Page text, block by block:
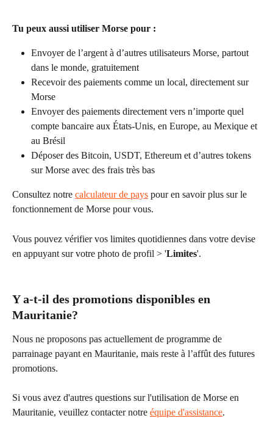
Tu peux aussi utiliser Morse pour :
Envoyer de l’argent à d’autres utilisateurs Morse, partout
dans le monde, gratuitement
Recevoir des paiements comme un local, directement sur
Morse
Envoyer des paiements directement vers n’importe quel
compte bancaire aux États-Unis, en Europe, au Mexique et
au Brésil
Déposer des Bitcoin, USDT, Ethereum et d’autres tokens
sur Morse avec des frais très bas
Consultez notre calculateur de pays pour en savoir plus sur le
fonctionnement de Morse pour vous.
Vous pouvez vérifier vos limites quotidiennes dans votre devise
en appuyant sur votre photo de profil > 'Limites'.
Y a-t-il des promotions disponibles en
Mauritanie?
Nous ne proposons pas actuellement de programme de
parrainage payant en Mauritanie, mais reste à l’affût des futures
promotions.
Si vous avez d'autres questions sur l'utilisation de Morse en
Mauritanie, veuillez contacter notre équipe d'assistance.